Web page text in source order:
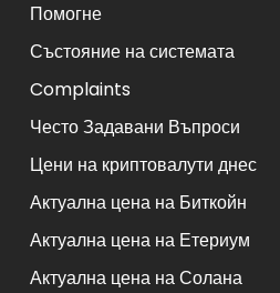
Помогне
Състояние на системата
Complaints
Често Задавани Въпроси
Цени на криптовалути днес
Актуална цена на Биткойн
Актуална цена на Етериум
Актуална цена на Солана